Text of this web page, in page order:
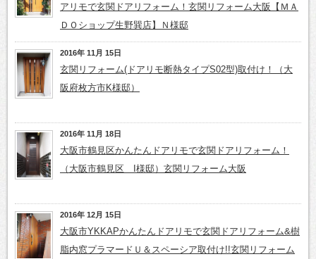
アリモで玄関ドアリフォーム！玄関リフォーム大阪【ＭＡ
ＤＯショップ生野巽店】Ｎ様邸
2016年 11月 15日
玄関リフォーム(ドアリモ断熱タイプS02型)取付け！（大
阪府枚方市K様邸）
2016年 11月 18日
大阪市鶴見区かんたんドアリモで玄関ドアリフォーム！
（大阪市鶴見区 I様邸）玄関リフォーム大阪
2016年 12月 15日
大阪市YKKAPかんたんドアリモで玄関ドアリフォーム&樹
脂内窓プラマードＵ＆スペーシア取付け!!玄関リフォーム